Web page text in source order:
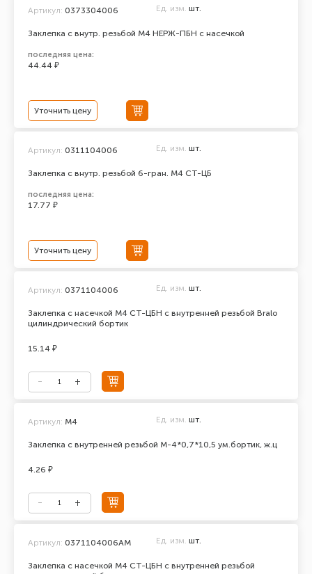
Заклепка с внутр. резьбой М4 НЕРЖ-ПБН с насечкой
Артикул: 0373304006 Ед. изм. шт.
последняя цена:
44.44 ₽
Уточнить цену
Заклепка с внутр. резьбой 6-гран. М4 СТ-ЦБ
Артикул: 0311104006 Ед. изм. шт.
последняя цена:
17.77 ₽
Уточнить цену
Заклепка с насечкой М4 СТ-ЦБН с внутренней резьбой Bralo
цилиндрический бортик
Артикул: 0371104006 Ед. изм. шт.
15.14 ₽
Заклепка с внутренней резьбой М-4*0,7*10,5 ум.бортик, ж.ц
Артикул: М4 Ед. изм. шт.
4.26 ₽
Заклепка с насечкой М4 СТ-ЦБН с внутренней резьбой
Артикул: 0371104006АМ Ед. изм. шт.